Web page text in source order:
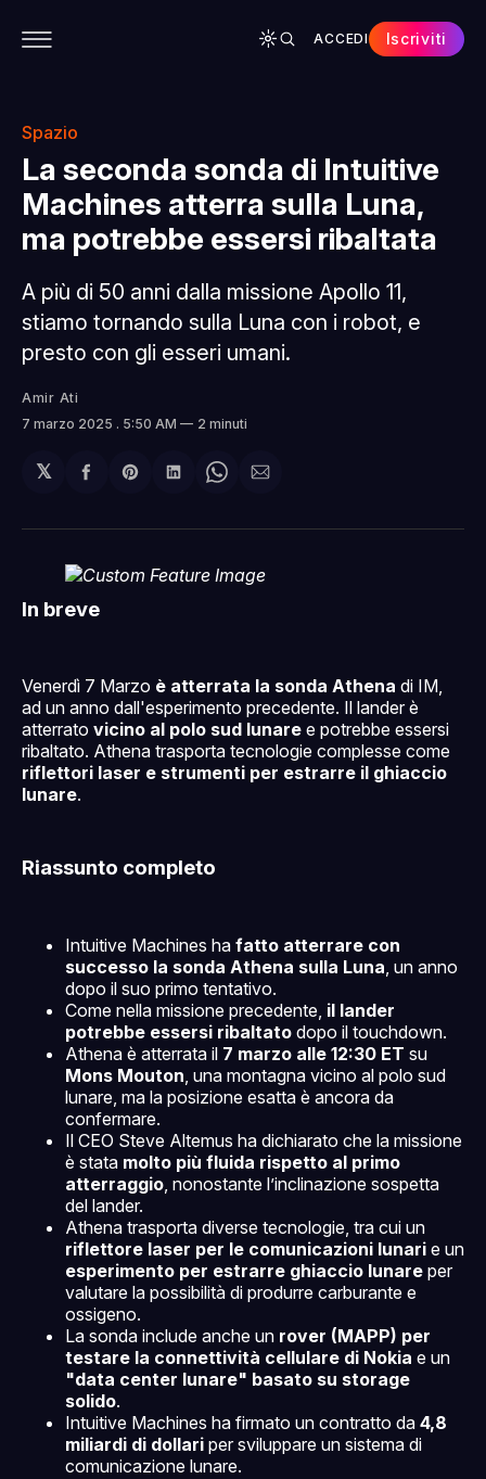
ACCEDI Iscriviti
Spazio
La seconda sonda di Intuitive
Machines atterra sulla Luna,
ma potrebbe essersi ribaltata
A più di 50 anni dalla missione Apollo 11,
stiamo tornando sulla Luna con i robot, e
presto con gli esseri umani.
Amir Ati
7 marzo 2025 . 5:50 AM 2 minuti
𝕏
Condividi
Facebook
Share
Pinterest
Condividi
LinkedIn
Share
WhatsApp
Condividi
email
In breve
Venerdì 7 Marzo è atterrata la sonda Athena di IM,
ad un anno dall'esperimento precedente. Il lander è
atterrato vicino al polo sud lunare e potrebbe essersi
ribaltato. Athena trasporta tecnologie complesse come
riflettori laser e strumenti per estrarre il ghiaccio
lunare.
Riassunto completo
Intuitive Machines ha fatto atterrare con
successo la sonda Athena sulla Luna, un anno
dopo il suo primo tentativo.
Come nella missione precedente, il lander
potrebbe essersi ribaltato dopo il touchdown.
Athena è atterrata il 7 marzo alle 12:30 ET su
Mons Mouton, una montagna vicino al polo sud
lunare, ma la posizione esatta è ancora da
confermare.
Il CEO Steve Altemus ha dichiarato che la missione
è stata molto più fluida rispetto al primo
atterraggio, nonostante l’inclinazione sospetta
del lander.
Athena trasporta diverse tecnologie, tra cui un
riflettore laser per le comunicazioni lunari e un
esperimento per estrarre ghiaccio lunare per
valutare la possibilità di produrre carburante e
ossigeno.
La sonda include anche un rover (MAPP) per
testare la connettività cellulare di Nokia e un
"data center lunare" basato su storage
solido.
Intuitive Machines ha firmato un contratto da 4,8
miliardi di dollari per sviluppare un sistema di
comunicazione lunare.